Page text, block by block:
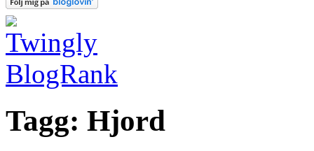
Tagg: Hjord